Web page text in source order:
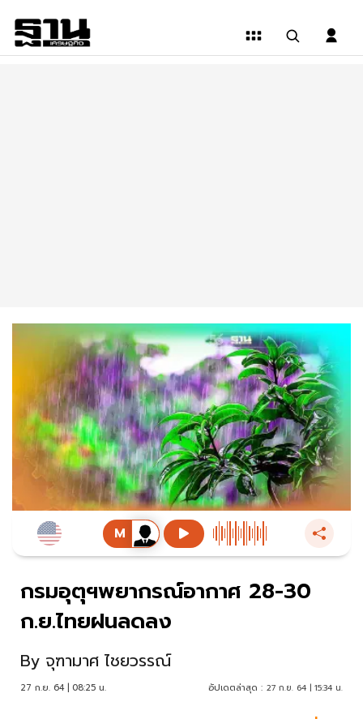
กรมอุตุฯพยากรณ์อากาศ 28-30
ก.ย.ไทยฝนลดลง
By จุฑามาศ ไชยวรรณ์
27 ก.ย. 64 | 08:25 น. อัปเดตล่าสุด : 27 ก.ย. 64 | 15:34 น.